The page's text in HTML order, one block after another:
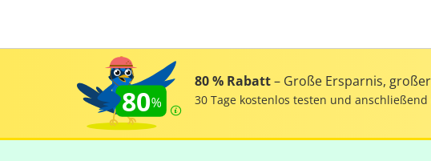
80
80 % Rabatt– Große Ersparnis,
30 Tage kostenlos testen und